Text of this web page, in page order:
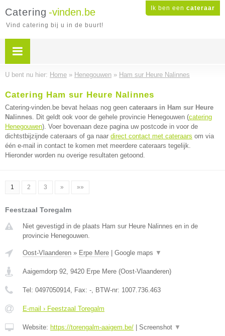
Ik ben een cateraar
Catering -vinden.be
Vind catering bij u in de buurt!
U bent nu hier: Home » Henegouwen » Ham sur Heure Nalinnes
Catering Ham sur Heure Nalinnes
Catering-vinden.be bevat helaas nog geen cateraars in Ham sur Heure
Nalinnes. Dit geldt ook voor de gehele provincie Henegouwen (catering
Henegouwen). Voer bovenaan deze pagina uw postcode in voor de
dichtstbijzijnde cateraars of ga naar direct contact met cateraars om via
één e-mail in contact te komen met meerdere cateraars tegelijk.
Hieronder worden nu overige resultaten getoond.
1 2 3 » »»
Feestzaal Toregalm
Niet gevestigd in de plaats Ham sur Heure Nalinnes en in de
provincie Henegouwen.
Oost-Vlaanderen » Erpe Mere Google maps ▼
Aaigemdorp 92, 9420 Erpe Mere (Oost-Vlaanderen)
Tel: 0497050914, Fax: -, BTW-nr: 1007.736.463
E-mail › Feestzaal Toregalm
Website: https://torengalm-aaigem.be/ Screenshot ▼